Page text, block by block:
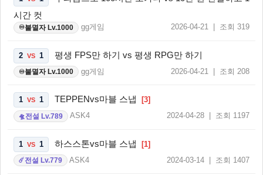
시간 컷
♾️불멸자 Lv.1000 gg게임 2026-04-21 | 조회 319
2 VS 1 평생 FPS만 하기 vs 평생 RPG만 하기
♾️불멸자 Lv.1000 gg게임 2026-04-21 | 조회 208
1 VS 1 TEPPENvs마블 스냅 [3]
🛸전설 Lv.789 ASK4 2024-04-28 | 조회 1197
1 VS 1 하스스톤vs마블 스냅 [1]
☄️전설 Lv.779 ASK4 2024-03-14 | 조회 1407